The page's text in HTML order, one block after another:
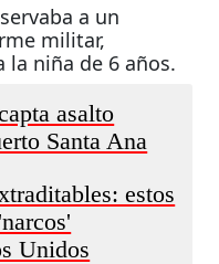
a un
militar,
niña de 6 años.
asalto
Santa Ana
estos
Unidos